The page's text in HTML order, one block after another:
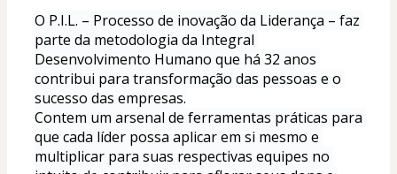
O P.I.L. – Processo de inovação da Liderança – faz
parte da metodologia da Integral
Desenvolvimento Humano que há 32 anos
contribui para transformação das pessoas e o
sucesso das empresas.
Contem um arsenal de ferramentas práticas para
que cada líder possa aplicar em si mesmo e
multiplicar para suas respectivas equipes no